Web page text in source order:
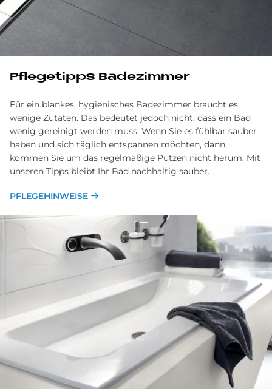
Pflegetipps Badezimmer
Für ein blankes, hygienisches Badezimmer braucht es
wenige Zutaten. Das bedeutet jedoch nicht, dass ein Bad
wenig gereinigt werden muss. Wenn Sie es fühlbar sauber
haben und sich täglich entspannen möchten, dann
kommen Sie um das regelmäßige Putzen nicht herum. Mit
unseren Tipps bleibt Ihr Bad nachhaltig sauber.
PFLEGEHINWEISE